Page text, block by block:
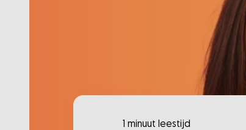
1 minuut leestijd